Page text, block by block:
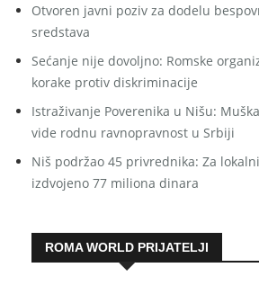
Otvoren javni poziv za dodelu
sredstava
Sećanje nije dovoljno: Romske
korake protiv diskriminacije
Istraživanje Poverenika u Nišu:
vide rodnu ravnopravnost u Srbiji
Niš podržao 45 privrednika: Za
izdvojeno 77 miliona dinara
ROMA WORLD PRIJATELJI